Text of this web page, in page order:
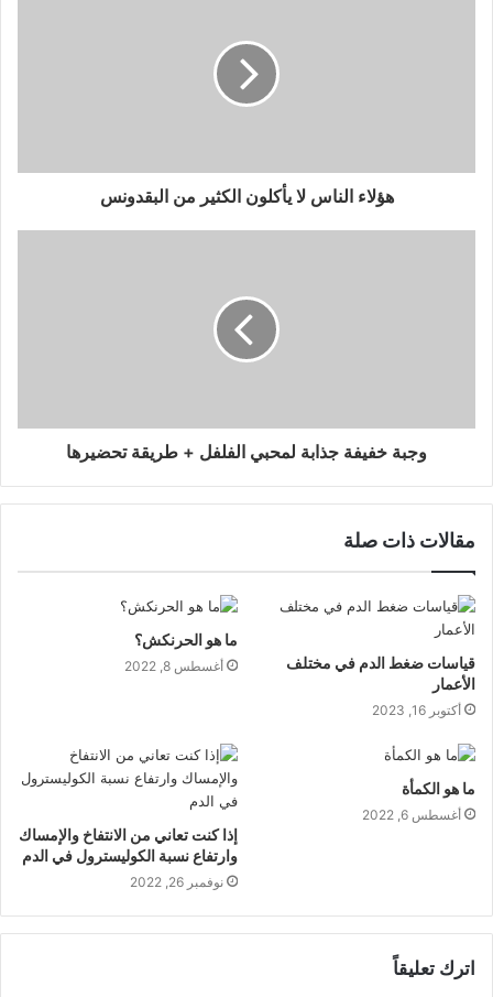
هؤلاء الناس لا يأكلون الكثير من البقدونس
وجبة خفيفة جذابة لمحبي الفلفل + طريقة تحضيرها
مقالات ذات صلة
قياسات ضغط الدم في مختلف
الأعمار
أكتوبر 16, 2023
ما هو الحرنكش؟
أغسطس 8, 2022
ما هو الكمأة
أغسطس 6, 2022
إذا كنت تعاني من الانتفاخ والإمساك
وارتفاع نسبة الكوليسترول في الدم
نوفمبر 26, 2022
اترك تعليقاً